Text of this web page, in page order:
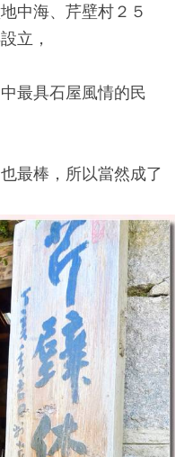
中海、芹壁村２５
立，
最具石屋風情的民
最棒，所以當然成了